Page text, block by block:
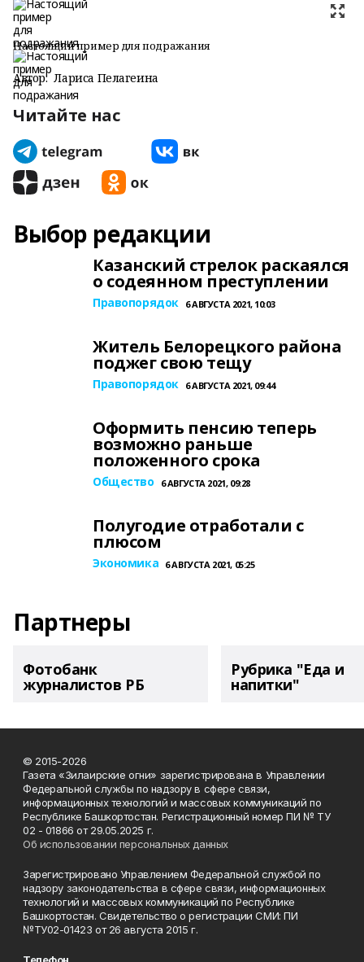
Настоящий пример для подражания
Автор: Лариса Пелагеина
Читайте нас
Выбор редакции
Казанский стрелок раскаялся
о содеянном преступлении
Правопорядок 6 АВГУСТА 2021, 10:03
Житель Белорецкого района
поджег свою тещу
Правопорядок 6 АВГУСТА 2021, 09:44
Оформить пенсию теперь
возможно раньше
положенного срока
Общество 6 АВГУСТА 2021, 09:28
Полугодие отработали с
плюсом
Экономика 6 АВГУСТА 2021, 05:25
Партнеры
Фотобанк
журналистов РБ
Рубрика "Еда и
напитки"
© 2015-2026
Газета «Зилаирские огни» зарегистрирована в Управлении
Федеральной службы по надзору в сфере связи,
информационных технологий и массовых коммуникаций по
Республике Башкортостан. Регистрационный номер ПИ № ТУ
02 - 01866 от 29.05.2025 г.
Об использовании персональных данных
Зарегистрировано Управлением Федеральной службой по
надзору законодательства в сфере связи, информационных
технологий и массовых коммуникаций по Республике
Башкортостан. Свидетельство о регистрации СМИ: ПИ
№ТУ02-01423 от 26 августа 2015 г.